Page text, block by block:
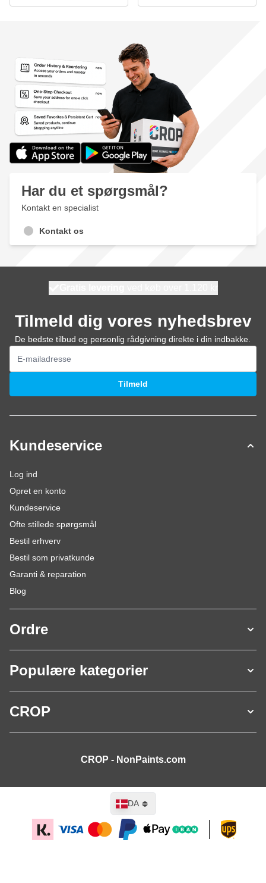
Har du et spørgsmål?
Kontakt en specialist
Kontakt os
Tilmeld dig vores nyhedsbrev
De bedste tilbud og personlig rådgivning direkte i din indbakke.
E-mail adresse
Tilmeld
Kundeservice
Log ind
Opret en konto
Kundeservice
Ofte stillede spørgsmål
Bestil erhverv
Bestil som privatkunde
Garanti & reparation
Blog
Ordre
Populære kategorier
CROP
CROP - NonPaints.com
Sprog
DA